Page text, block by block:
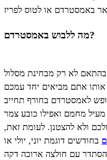
מה ללבוש באמסטרדם?
בהתאם לא רק מבחינת מסלול
אתם מביאים יחד עמכם
לאמסטרדם בחורף תחייב
מחמם ואפילו כובע צמר
ולא להצטנן. לעומת זאת,
בחודשים דוגמת יוני, יולי או
עם חולצה ארוכה דקה